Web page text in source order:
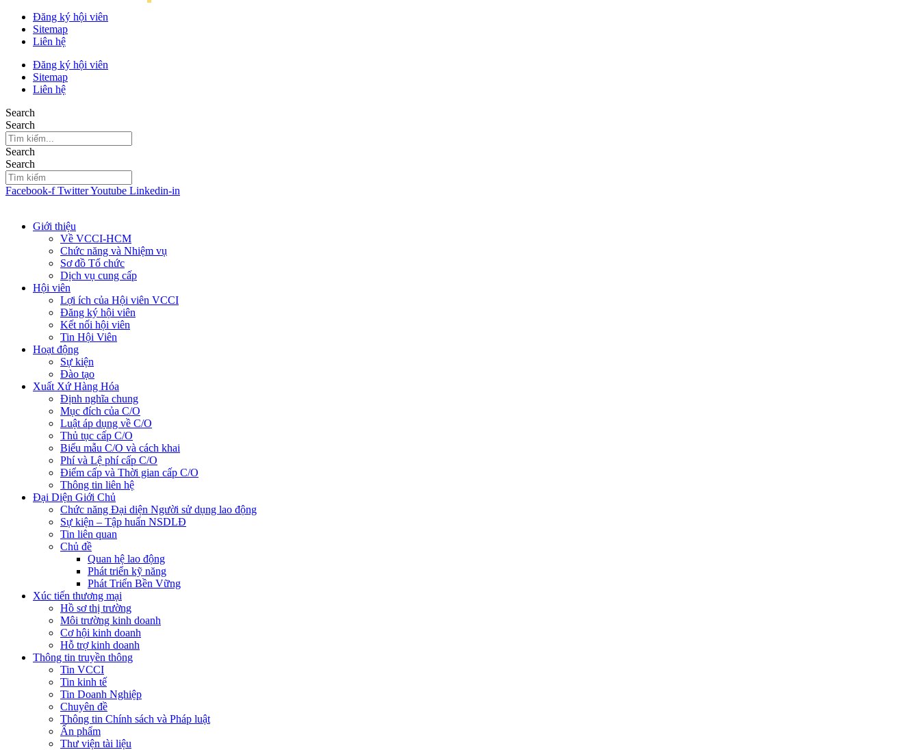
Đăng ký hội viên
Sitemap
Liên hệ
Đăng ký hội viên
Sitemap
Liên hệ
Search
Search
Search
Search
Facebook-f TwitterYoutube Linkedin-in
Giới thiệu
Về VCCI-HCM
Chức năng và Nhiệm vụ
Sơ đồ Tổ chức
Dịch vụ cung cấp
Hội viên
Lợi ích của Hội viên VCCI
Đăng ký hội viên
Kết nối hội viên
Tin Hội Viên
Hoạt động
Sự kiện
Đào tạo
Xuất Xứ Hàng Hóa
Định nghĩa chung
Mục đích của C/O
Luật áp dụng về C/O
Thủ tục cấp C/O
Biểu mẫu C/O và cách khai
Phí và Lệ phí cấp C/O
Điểm cấp và Thời gian cấp C/O
Thông tin liên hệ
Đại Diện Giới Chủ
Chức năng Đại diện Người sử dụng lao động
Sự kiện – Tập huấn NSDLĐ
Tin liên quan
Chủ đề
Quan hệ lao động
Phát triển kỹ năng
Phát Triển Bền Vững
Xúc tiến thương mại
Hồ sơ thị trường
Môi trường kinh doanh
Cơ hội kinh doanh
Hỗ trợ kinh doanh
Thông tin truyền thông
Tin VCCI
Tin kinh tế
Tin Doanh Nghiệp
Chuyên đề
Thông tin Chính sách và Pháp luật
Ấn phẩm
Thư viện tài liệu